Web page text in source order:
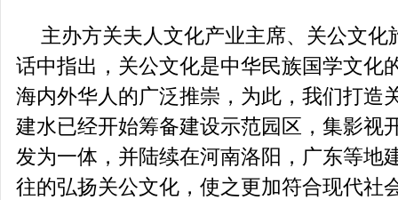
主办方关夫人文化产业主席、关公文
话中指出，关公文化是中华民族国学文化
海内外华人的广泛推崇，为此，我们打造
建水已经开始筹备建设示范园区，集影视
发为一体，并陆续在河南洛阳，广东等地
往的弘扬关公文化，使之更加符合现代社